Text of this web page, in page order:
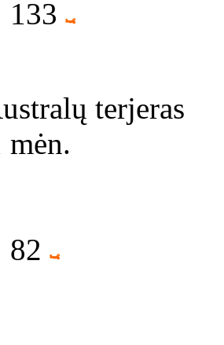
terjeras
mėn.
82